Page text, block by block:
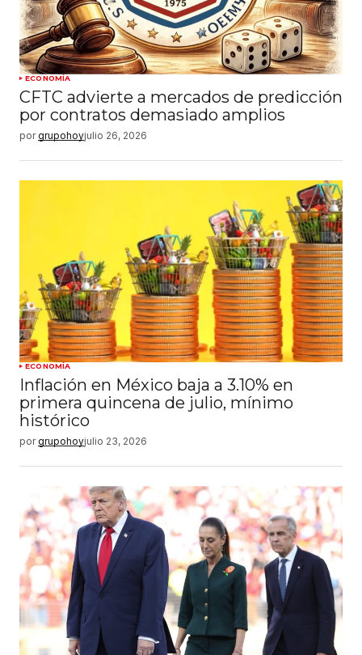
ECONOMÍA
CFTC advierte a mercados de predicción
por contratos demasiado amplios
por grupohoyjulio 26, 2026
ECONOMÍA
Inflación en México baja a 3.10% en
primera quincena de julio, mínimo
histórico
por grupohoyjulio 23, 2026